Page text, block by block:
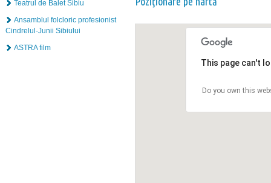
Teatrul de Balet Sibiu
Ansamblul folcloric profesionist
Cindrelul-Junii Sibiului
ASTRA film
This page can't
Do you own this